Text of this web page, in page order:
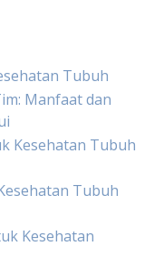
Tubuh
Manfaat dan
Kesehatan Tubuh
Tubuh
Kesehatan